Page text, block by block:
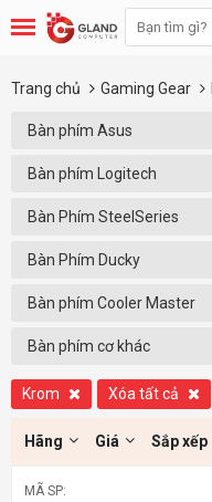
Trang chủ Gaming Gear
Bàn phím Asus
Bàn phím Logitech
Bàn Phím SteelSeries
Bàn Phím Ducky
Bàn phím Cooler Master
Bàn phím cơ khác
Krom Xóa tất cả
Hãng Giá Sắp xếp
MÃ SP: